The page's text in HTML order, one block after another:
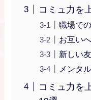
コミュ力を
職場で
お互い
新しい
メンタ
コミュ力を